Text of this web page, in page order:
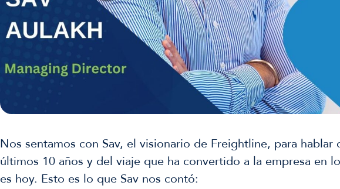
Nos sentamos con Sav, el visionario de Freightline, para hablar
últimos 10 años y del viaje que ha convertido a la empresa en
es hoy. Esto es lo que Sav nos contó: